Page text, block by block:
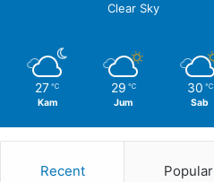
Clear Sky
27 ℃
Kam
29 ℃
Jum
30 ℃
Sab
Recent Popular